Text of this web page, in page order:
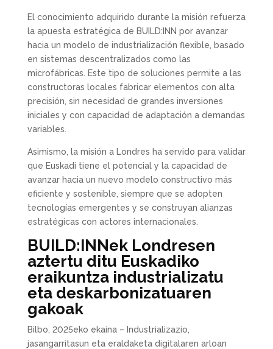
El conocimiento adquirido durante la misión refuerza
la apuesta estratégica de BUILD:INN por avanzar
hacia un modelo de industrialización flexible, basado
en sistemas descentralizados como las
microfábricas. Este tipo de soluciones permite a las
constructoras locales fabricar elementos con alta
precisión, sin necesidad de grandes inversiones
iniciales y con capacidad de adaptación a demandas
variables.
Asimismo, la misión a Londres ha servido para validar
que Euskadi tiene el potencial y la capacidad de
avanzar hacia un nuevo modelo constructivo más
eficiente y sostenible, siempre que se adopten
tecnologías emergentes y se construyan alianzas
estratégicas con actores internacionales.
BUILD:INNek Londresen
aztertu ditu Euskadiko
eraikuntza industrializatu
eta deskarbonizatuaren
gakoak
Bilbo, 2025eko ekaina – Industrializazio,
jasangarritasun eta eraldaketa digitalaren arloan